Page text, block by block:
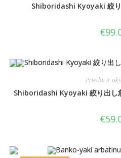
Shiboridashi Kyoyaki 絞
€
Priedai ir
Shiboridashi Kyoyaki 絞り出
€